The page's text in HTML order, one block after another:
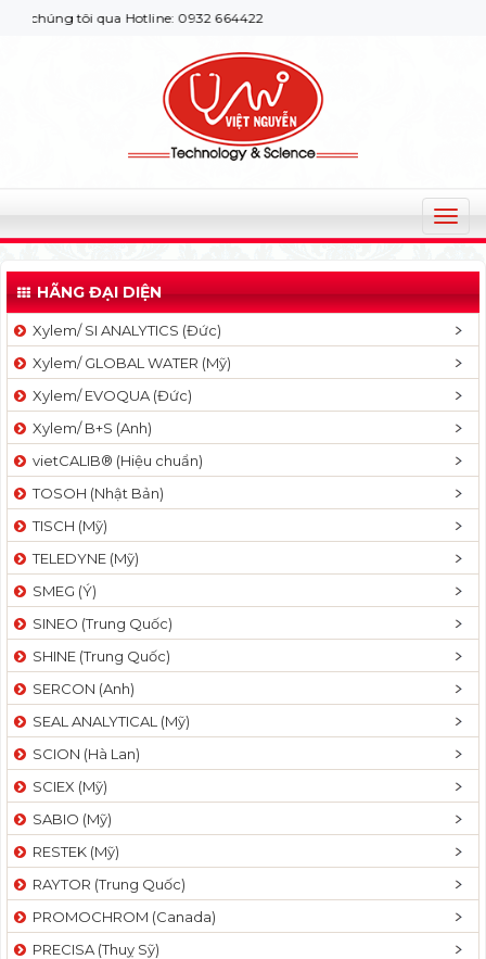
tôi qua Hotline: 0932 664422
T
o
g
l
v
a
t
n
HÃNG ĐẠI DIỆN
Xylem/ SI ANALYTICS (Đức)
Xylem/ GLOBAL WATER (Mỹ)
Xylem/ EVOQUA (Đức)
Xylem/ B+S (Anh)
vietCALIB® (Hiệu chuẩn)
TOSOH (Nhật Bản)
TISCH (Mỹ)
TELEDYNE (Mỹ)
SMEG (Ý)
SINEO (Trung Quốc)
SHINE (Trung Quốc)
SERCON (Anh)
SEAL ANALYTICAL (Mỹ)
SCION (Hà Lan)
SCIEX (Mỹ)
SABIO (Mỹ)
RESTEK (Mỹ)
RAYTOR (Trung Quốc)
PROMOCHROM (Canada)
PRECISA (Thuỵ Sỹ)